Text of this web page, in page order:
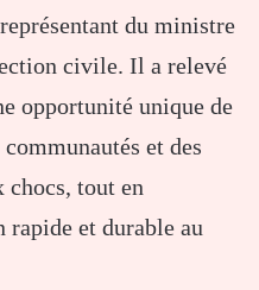
du ministre
civile. Il a relevé
opportunité unique de
et des
chocs, tout en
rapide et durable au